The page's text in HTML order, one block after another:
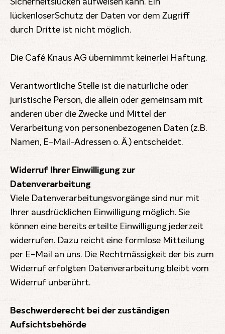
Sicherheitslücken aufweisen kann. Ein
lückenloserSchutz der Daten vor dem Zugriff
durch Dritte ist nicht möglich.
Die Café Knaus AG übernimmt keinerlei Haftung.
Verantwortliche Stelle ist die natürliche oder
juristische Person, die allein oder gemeinsam mit
anderen über die Zwecke und Mittel der
Verarbeitung von personenbezogenen Daten (z.B.
Namen, E-Mail-Adressen o. Ä.) entscheidet.
Widerruf Ihrer Einwilligung zur
Datenverarbeitung
Viele Datenverarbeitungsvorgänge sind nur mit
Ihrer ausdrücklichen Einwilligung möglich. Sie
können eine bereits erteilte Einwilligung jederzeit
widerrufen. Dazu reicht eine formlose Mitteilung
per E-Mail an uns. Die Rechtmässigkeit der bis zum
Widerruf erfolgten Datenverarbeitung bleibt vom
Widerruf unberührt.
Beschwerderecht bei der zuständigen
Aufsichtsbehörde